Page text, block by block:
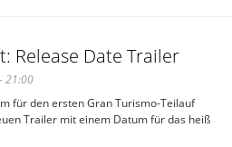
Release Date Trailer
21:00
für den ersten Gran Turismo-Teilauf
Trailer mit einem Datum für das heiß